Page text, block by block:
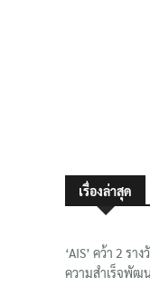
เรื่องล่าสุด
‘AIS’ คว้า 2 ร
ความสำเร็จพัฒ